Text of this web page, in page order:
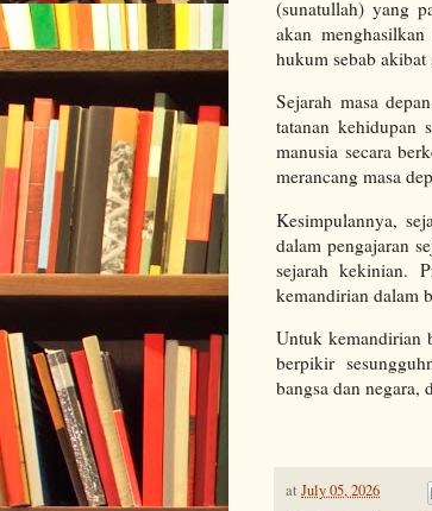
(sunatullah) yang
akan
hukum sebab
Sejarah masa
tatanan kehidupan
manusia secara
merancang masa
Kesimpulannya,
dalam pengajaran
sejarah kekinian.
kemandirian dalam
Untuk kemandirian
berpikir
bangsa dan
at July 05, 2026